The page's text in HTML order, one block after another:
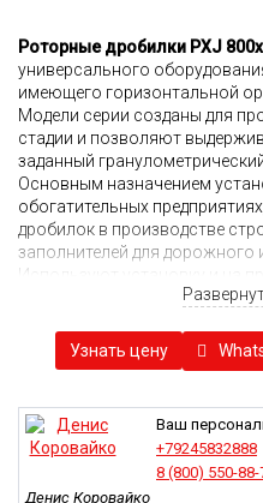
Роторные дробилки PXJ
универсального
имеющего горизонтальной
Модели серии созданы для
стадии и позволяют
заданный
Основным назначением
обогатительных
дробилок в производстве
заполнителей для дорожного
Используют установку и на
отходов, например,
Роторные дробилки PXJ
моделей с одинаковой
составом продуктов
фартука упрощает
а крепление ударных
быстрой смены.
Узнать цену
Ваш
+79245832888
8 (800) 550-88-
Денис Коровайко